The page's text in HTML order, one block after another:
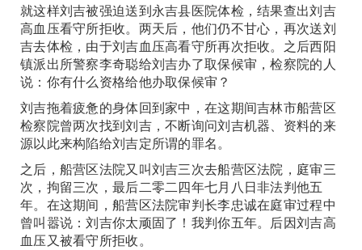
就这样刘吉被强迫送到永吉县医院体检，结果查出刘吉
高血压看守所拒收。两天后，他们仍不甘心，再次送刘
吉去体检，由于刘吉血压高看守所再次拒收。之后西阳
镇派出所警察李奇聪给刘吉办了取保候审，检察院的人
说：你有什么资格给他办取保候审？
刘吉拖着疲惫的身体回到家中，在这期间吉林市船营区
检察院曾两次找到刘吉，不断询问刘吉机器、资料的来
源以此来构陷给刘吉定所谓的罪名。
之后，船营区法院又叫刘吉三次去船营区法院，庭审三
次，拘留三次，最后二零二四年七月八日非法判他五
年。在这期间，船营区法院审判长李忠诚在庭审过程中
曾叫嚣说：刘吉你太顽固了！我判你五年。后因刘吉高
血压又被看守所拒收。